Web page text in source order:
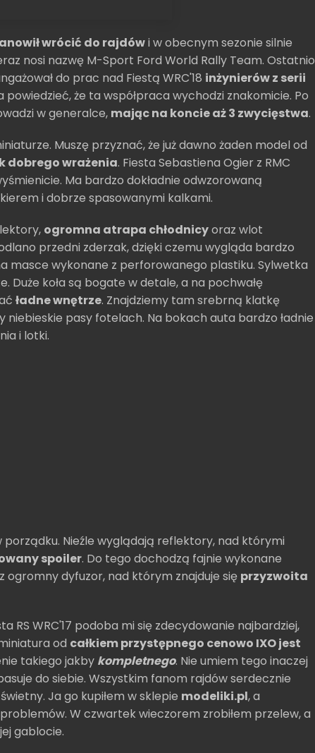
wrócić do rajdówi w obecnym sezonie silnie
nosi nazwę M-Sport Ford World Rally Team. Ostatnio
do prac nad Fiestą WRC'18 inżynierów z serii
powiedzieć, że ta współpraca wychodzi znakomicie. Po
w generalce, mając na koncie aż 3 zwycięstwa.
Muszę przyznać, że już dawno żaden model od
dobrego wrażenia. Fiesta Sebastiena Ogier z RMC
Ma bardzo dokładnie odwzorowaną
i dobrze spasowanymi kalkami.
ogromna atrapa chłodnicyoraz wlot
przedni zderzak, dzięki czemu wygląda bardzo
masce wykonane z perforowanego plastiku. Sylwetka
Duże koła są bogate w detale, a na pochwałę
ładne wnętrze. Znajdziemy tam srebrną klatkę
niebieskie pasy fotelach. Na bokach auta bardzo ładnie
i lotki.
porządku. Nieźle wyglądają reflektory, nad którymi
spoiler. Do tego dochodzą fajnie wykonane
dyfuzor, nad którym znajduje się przyzwoita
RS WRC'17 podoba mi się zdecydowanie najbardziej,
od całkiem przystępnego cenowo IXO jest
takiego jakby kompletnego. Nie umiem tego inaczej
do siebie. Wszystkim fanom rajdów serdecznie
Ja go kupiłem w sklepie modeliki.pl, a
W czwartek wieczorem zrobiłem przelew, a
gablocie.